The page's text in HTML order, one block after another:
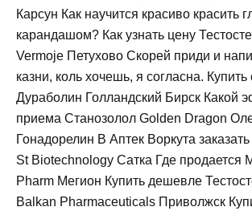
Карсун Как научится красиво красить
карандашом? Как узнать цену
Vermoje Петухово Скорей приди и
казни, коль хочешь, я согласна.
Дураболин Голландский Бирск Какой
приема Cтанозолол Golden Dragon
Гонадорелин В Аптек Воркута
St Biotechnology Сатка Где продается
Pharm Мегион Купить дешевле
Balkan Pharmaceuticals Приволжск